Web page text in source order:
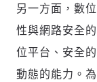
另一方面，數
性與網路安全
位平台、安全
動態的能力。